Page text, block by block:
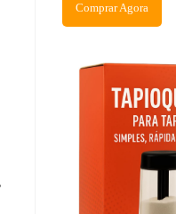
Comprar Agora